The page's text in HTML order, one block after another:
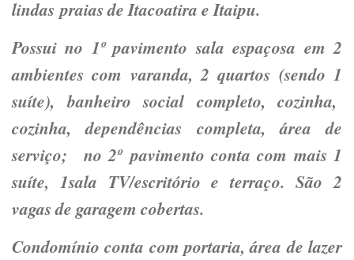
lindas praias de Itacoatira e Itaipu.
Possui no 1º pavimento sala espaçosa em 2
ambientes com varanda, 2 quartos (sendo 1
suíte), banheiro social completo, cozinha,
cozinha, dependências completa, área de
serviço; no 2º pavimento conta com mais 1
suíte, 1sala TV/escritório e terraço. São 2
vagas de garagem cobertas.
Condomínio conta com portaria, área de lazer